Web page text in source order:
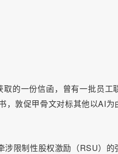
的一份信函，曾有一批员
，敦促甲骨文对标其他以AI
限制性股权激励（RSU）